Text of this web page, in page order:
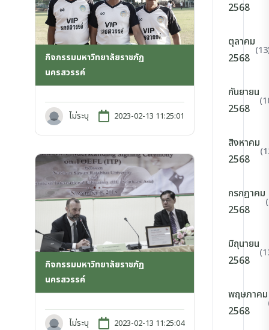
กิจกรรมมหาวิทยาลัยราชภัฏ
นครสวรรค์
ไม่ระบุ 2023-02-13 11:25:01
กิจกรรมมหาวิทยาลัยราชภัฏ
นครสวรรค์
ไม่ระบุ 2023-02-13 11:25:04
2568
ตุลาคม
2568
กันยายน
2568
สิงหาคม
2568
กรกฎาคม
2568
มิถุนายน
2568
พฤษภาคม
2568